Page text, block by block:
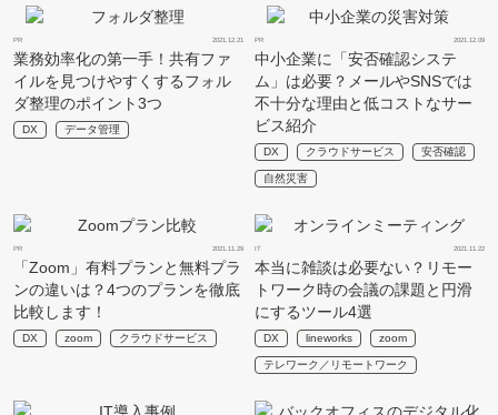
PR 2021.12.21
業務効率化の第一手！共有ファ
イルを見つけやすくするフォル
ダ整理のポイント3つ
DX データ管理
PR 2021.12.09
中小企業に「安否確認システ
ム」は必要？メールやSNSでは
不十分な理由と低コストなサー
ビス紹介
DX クラウドサービス 安否確認
自然災害
PR 2021.11.29
「Zoom」有料プランと無料プラ
ンの違いは？4つのプランを徹底
比較します！
DX zoom クラウドサービス
IT 2021.11.22
本当に雑談は必要ない？リモー
トワーク時の会議の課題と円滑
にするツール4選
DX lineworks zoom
テレワーク／リモートワーク